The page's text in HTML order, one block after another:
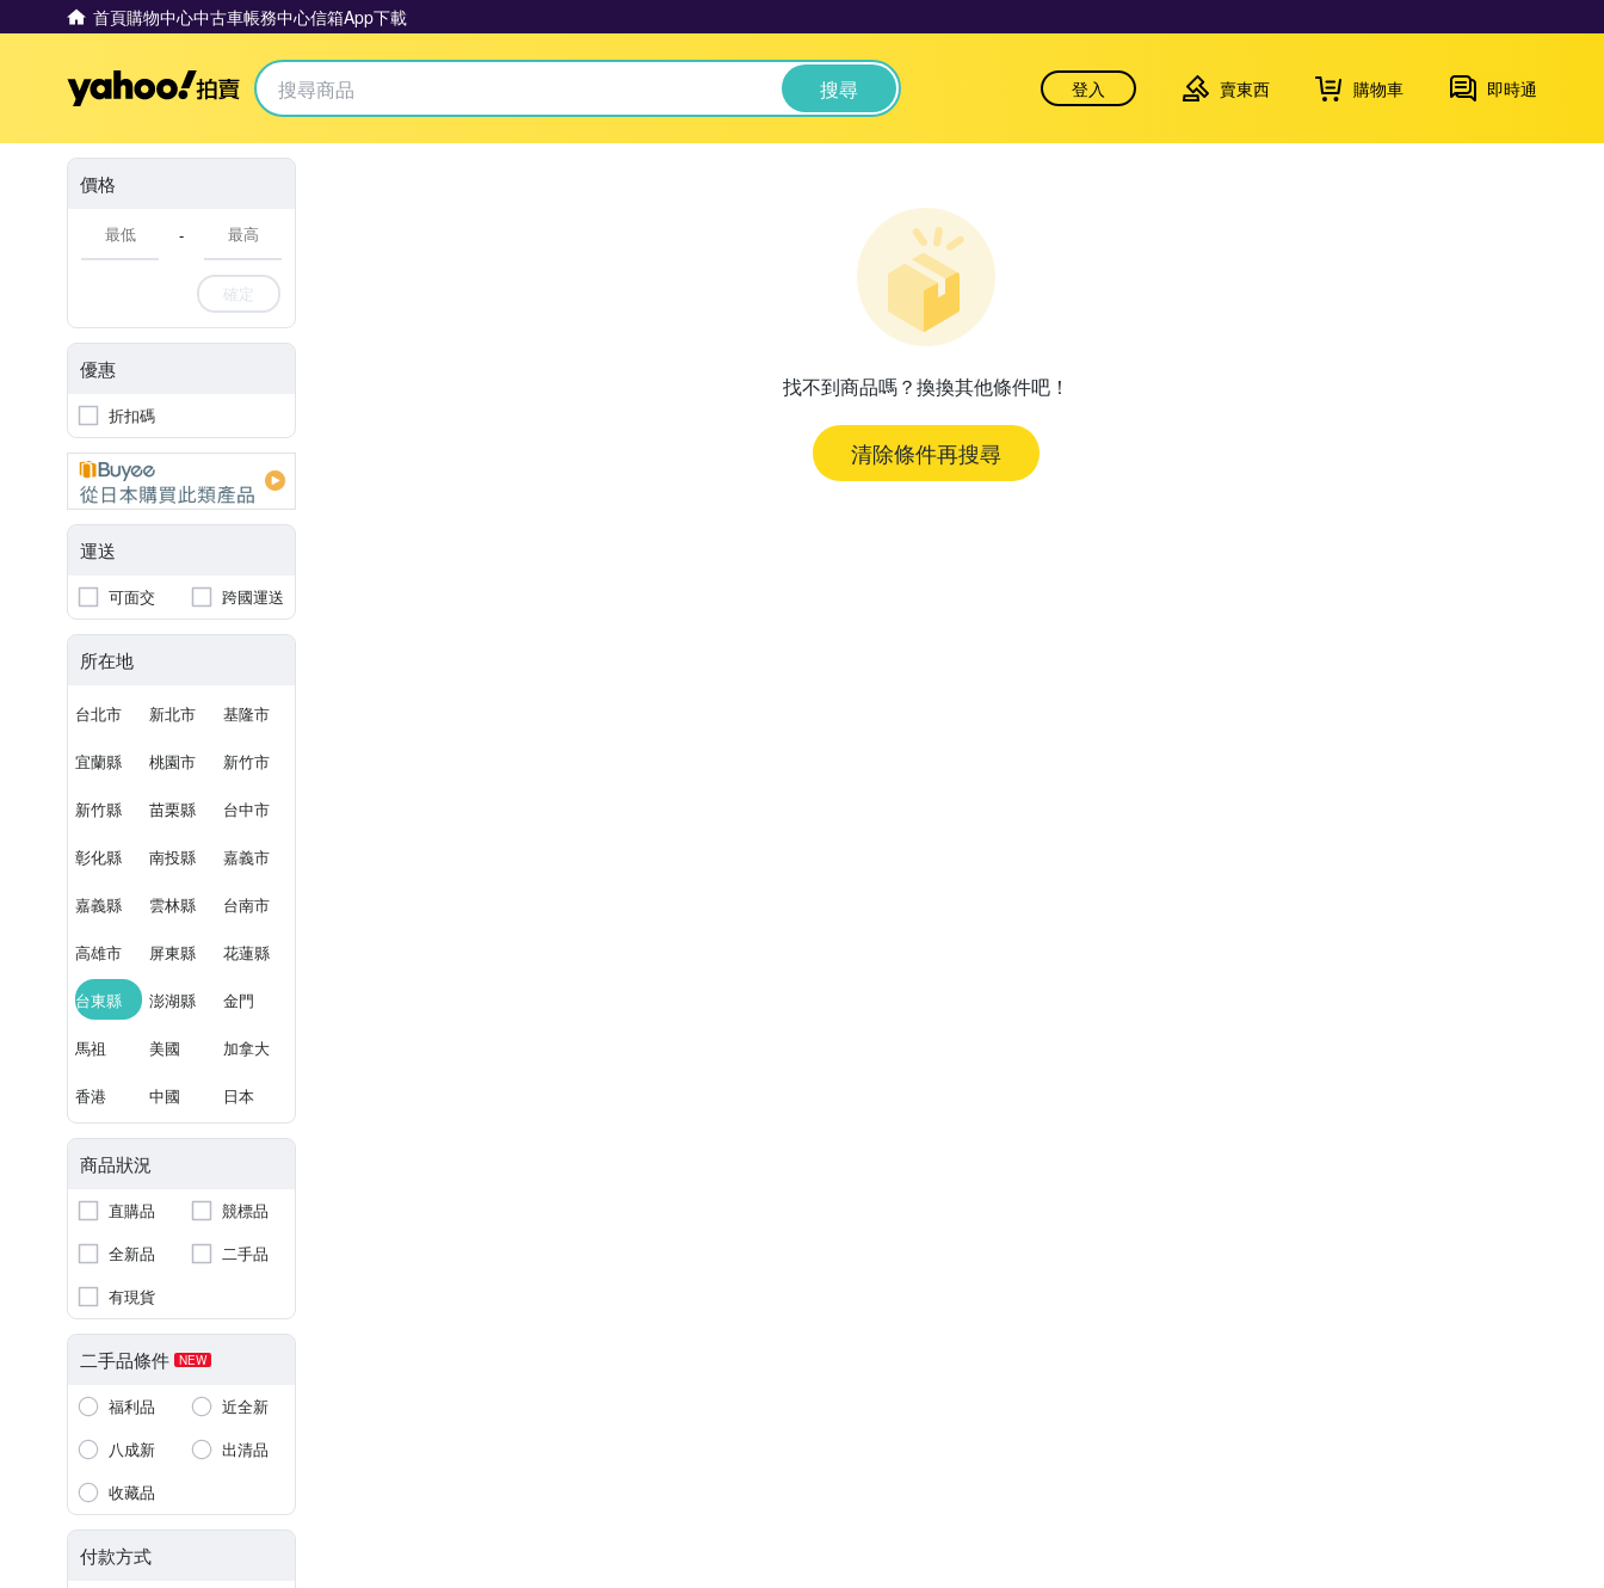
首頁購物中心中古車帳務中心信箱App下載
Yahoo拍賣 搜尋 登入 賣東西 購物車 即時通
價格
-
確定
優惠
折扣碼
運送
可面交 跨國運送
所在地
台北市 新北市 基隆市
宜蘭縣 桃園市 新竹市
新竹縣 苗栗縣 台中市
彰化縣 南投縣 嘉義市
嘉義縣 雲林縣 台南市
高雄市 屏東縣 花蓮縣
台東縣 澎湖縣 金門
馬祖 美國 加拿大
香港 中國 日本
商品狀況
直購品
競標品
全新品
二手品
有現貨
二手品條件 NEW
福利品
近全新
八成新
出清品
收藏品
付款方式
找不到商品嗎？換換其他條件吧！
清除條件再搜尋